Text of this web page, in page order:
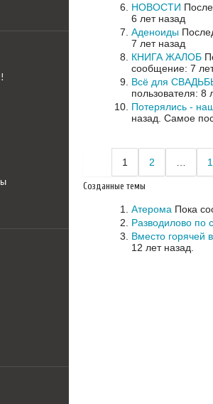
НОВОСТИ
6 лет назад
Аденоиды
7 лет назад
КНИГА ЖАЛОБ
сообщение: 7
Всё для
пользователя: 8
Потерялись -
назад. Самое
1 2
Созданные темы
Атерома Пока
Разводилово по
Вместо горячей
12 лет назад.